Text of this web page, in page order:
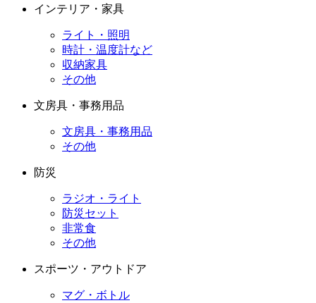
インテリア・家具
ライト・照明
時計・温度計など
収納家具
その他
文房具・事務用品
文房具・事務用品
その他
防災
ラジオ・ライト
防災セット
非常食
その他
スポーツ・アウトドア
マグ・ボトル